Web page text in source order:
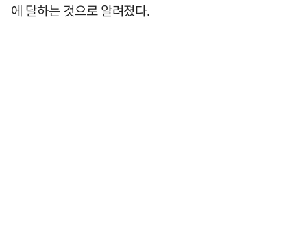
에 달하는 것으로 알려졌다.